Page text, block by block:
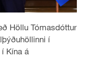
Höllu Tómasdóttur
í
Kína á